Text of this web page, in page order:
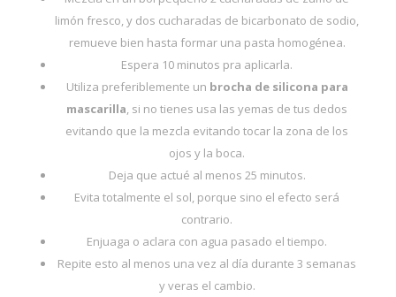
limón fresco, y dos cucharadas de bicarbonato de sodio,
remueve bien hasta formar una pasta homogénea.
Espera 10 minutos pra aplicarla.
Utiliza preferiblemente un brocha de silicona para
mascarilla, si no tienes usa las yemas de tus dedos
evitando que la mezcla evitando tocar la zona de los
ojos y la boca.
Deja que actué al menos 25 minutos.
Evita totalmente el sol, porque sino el efecto será
contrario.
Enjuaga o aclara con agua pasado el tiempo.
Repite esto al menos una vez al día durante 3 semanas
y veras el cambio.